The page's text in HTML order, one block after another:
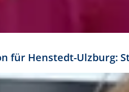
für Henstedt-Ulzburg: